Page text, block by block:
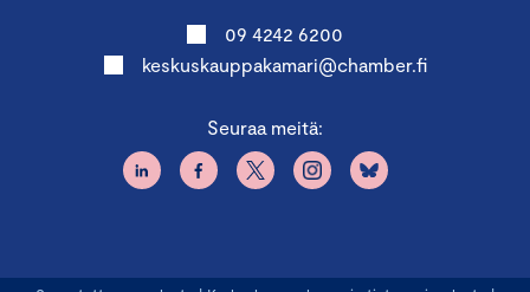
09 4242 6200
keskuskauppakamari@chamber.fi
Seuraa meitä: